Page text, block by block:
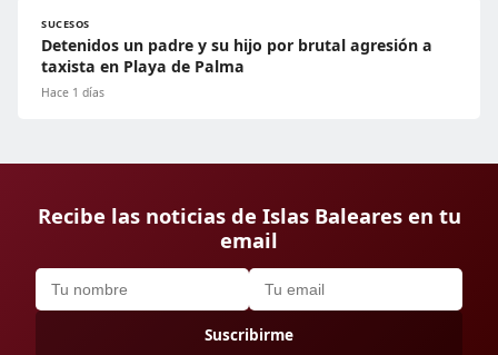
SUCESOS
Detenidos un padre y su hijo por brutal agresión a
taxista en Playa de Palma
Hace 1 días
Recibe las noticias de Islas Baleares en tu
email
Suscribirme